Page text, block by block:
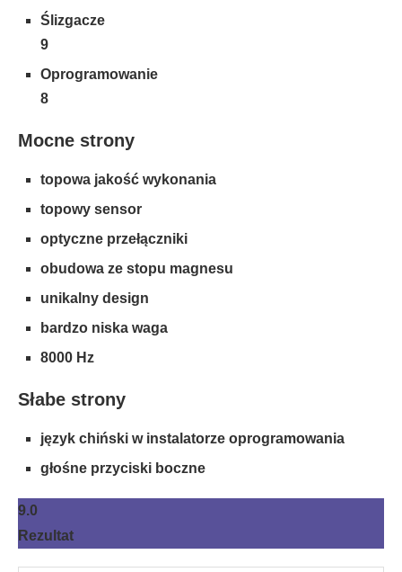
Ślizgacze
9
Oprogramowanie
8
Mocne strony
topowa jakość wykonania
topowy sensor
optyczne przełączniki
obudowa ze stopu magnesu
unikalny design
bardzo niska waga
8000 Hz
Słabe strony
język chiński w instalatorze oprogramowania
głośne przyciski boczne
9.0
Rezultat